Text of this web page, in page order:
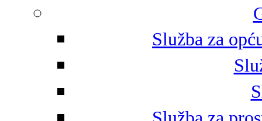
Služba za